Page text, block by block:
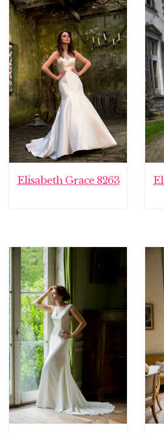
Elisabeth Grace 8263